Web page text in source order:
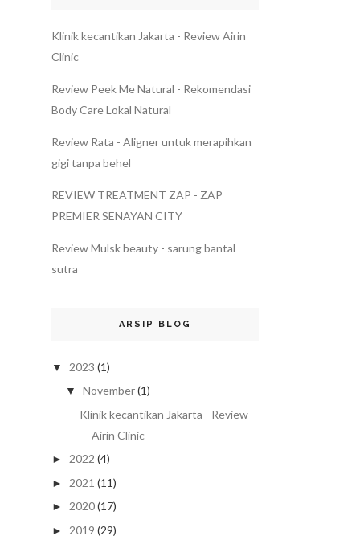
Klinik kecantikan Jakarta - Review Airin
Clinic
Review Peek Me Natural - Rekomendasi
Body Care Lokal Natural
Review Rata - Aligner untuk merapihkan
gigi tanpa behel
REVIEW TREATMENT ZAP - ZAP
PREMIER SENAYAN CITY
Review Mulsk beauty - sarung bantal
sutra
ARSIP BLOG
▼ 2023 (1)
▼ November(1)
Klinik kecantikan Jakarta - Review
Airin Clinic
► 2022 (4)
► 2021 (11)
► 2020(17)
► 2019 (29)